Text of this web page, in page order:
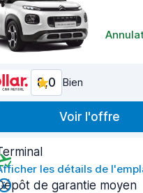
8,0 Bien
Voir l'offre
les détails de
de garantie moyen